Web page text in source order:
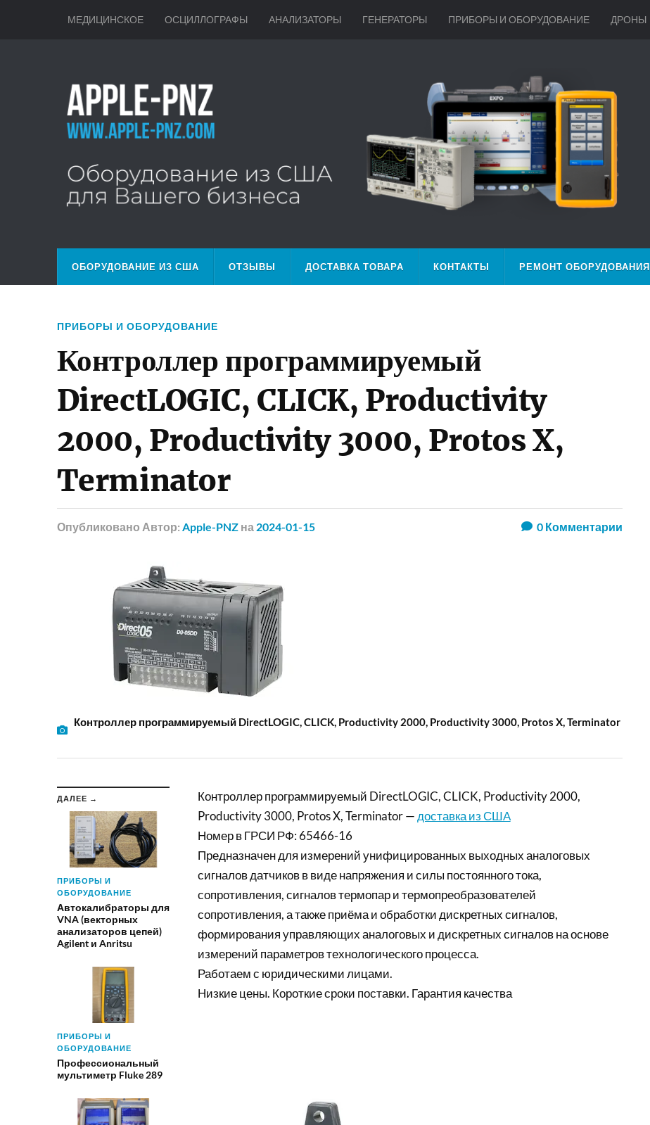
МЕДИЦИНСКОЕ ОСЦИЛЛОГРАФЫ АНАЛИЗАТОРЫ ГЕНЕРАТОРЫ ПРИБОРЫ И ОБОРУДОВАНИЕ ДРОНЫ
ОБОРУДОВАНИЕ ИЗ США ОТЗЫВЫ ДОСТАВКА ТОВАРА КОНТАКТЫ РЕМОНТ ОБОРУДОВАНИЯ
ПРИБОРЫ И ОБОРУДОВАНИЕ
Контроллер программируемый
DirectLOGIC, CLICK, Productivity
2000, Productivity 3000, Protos X,
Terminator
Опубликовано Автор: Apple-PNZ на 2024-01-15 0Комментарии
Контроллер программируемый DirectLOGIC, CLICK, Productivity 2000, Productivity 3000, Protos X, Terminator
ДАЛЕЕ →
ПРИБОРЫ И
ОБОРУДОВАНИЕ
Автокалибраторы для
VNA (векторных
анализаторов цепей)
Agilent и Anritsu
ПРИБОРЫ И
ОБОРУДОВАНИЕ
Профессиональный
мультиметр Fluke 289
Контроллер программируемый DirectLOGIC, CLICK, Productivity 2000,
Productivity 3000, Protos X, Terminator — доставка из США
Номер в ГРСИ РФ: 65466-16
Предназначен для измерений унифицированных выходных аналоговых
сигналов датчиков в виде напряжения и силы постоянного тока,
сопротивления, сигналов термопар и термопреобразователей
сопротивления, а также приёма и обработки дискретных сигналов,
формирования управляющих аналоговых и дискретных сигналов на основе
измерений параметров технологического процесса.
Работаем с юридическими лицами.
Низкие цены. Короткие сроки поставки. Гарантия качества